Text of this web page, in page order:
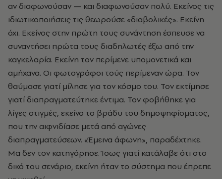
αν διαφωνούσαν — και διαφωνούσαν πολύ. Εκείνος τις
ιδιωτικοποιήσεις τις θεωρούσε «διαβολικές». Εκείνη
όχι. Εκείνος στην πρώτη τους συνάντηση έσπευσε να
συναντήσει πρώτα τους διαδηλωτές έξω από την
καγκελαρία. Εκείνη τον περίμενε υπομονετικά και
αμήχανα. Οι φωτογράφοι τούς περίμεναν ώρα. Τον
θαύμασε γιατί μίλησε για τον κόσμο του. Τον εκτίμησε
γιατί διαπραγματεύτηκε έντιμα. Τον φοβήθηκε για
λίγες στιγμές, εκείνο το βράδυ του δημοψηφίσματος,
που την αιφνιδίασε μετά από αγώνες
διαπραγματεύσεων. «Έμεινα άφωνη», παραδέχτηκε.
Μα δεν τον κατηγόρησε. Ίσως γιατί κατάλαβε ότι στο
δικό του σενάριο, εκείνη ήταν το σύστημα που έπρεπε